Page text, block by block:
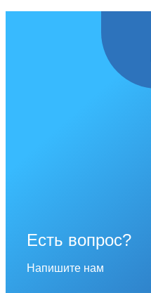
Есть вопрос?
Напишите нам